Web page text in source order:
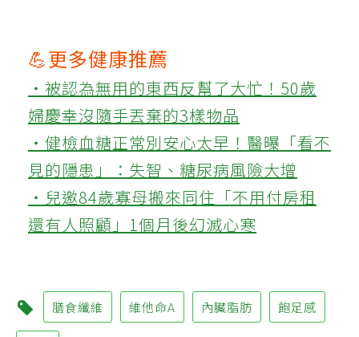
💪更多健康推薦
‧被認為無用的東西反幫了大忙！50歲
婦慶幸沒隨手丟棄的3樣物品
‧健檢血糖正常別安心太早！醫曝「看不
見的隱患」：失智、糖尿病風險大增
‧兒邀84歲寡母搬來同住「不用付房租
還有人照顧」1個月後幻滅心寒
膳食纖維 維他命A 內臟脂肪 飽足感